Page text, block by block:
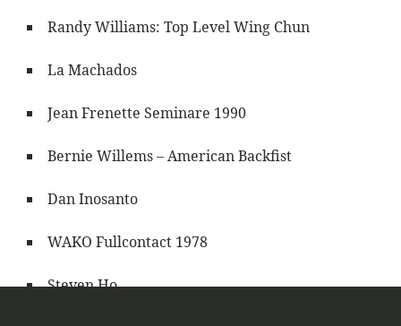
Randy Williams: Top Level Wing Chun
La Machados
Jean Frenette Seminare 1990
Bernie Willems – American Backfist
Dan Inosanto
WAKO Fullcontact 1978
Steven Ho